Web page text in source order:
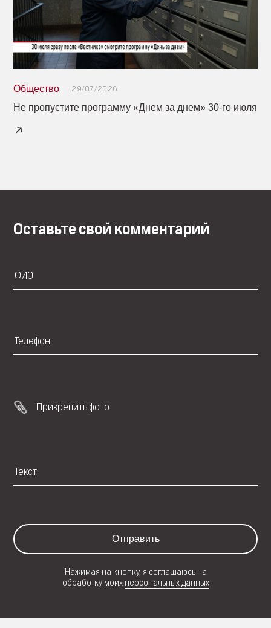
Общество 29/07/2026
Не пропустите программу «Днем за днем» 30-го июля
Оставьте свой комментарий
Прикрепить фото
Отправить
Нажимая на кнопку, я соглашаюсь на
обработку моих персональных данных